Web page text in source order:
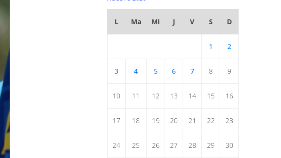
L Ma Mi J V S D
1 2
3 4 5 6 7 8 9
10 11 12 13 14 15 16
17 18 19 20 21 22 23
24 25 26 27 28 29 30